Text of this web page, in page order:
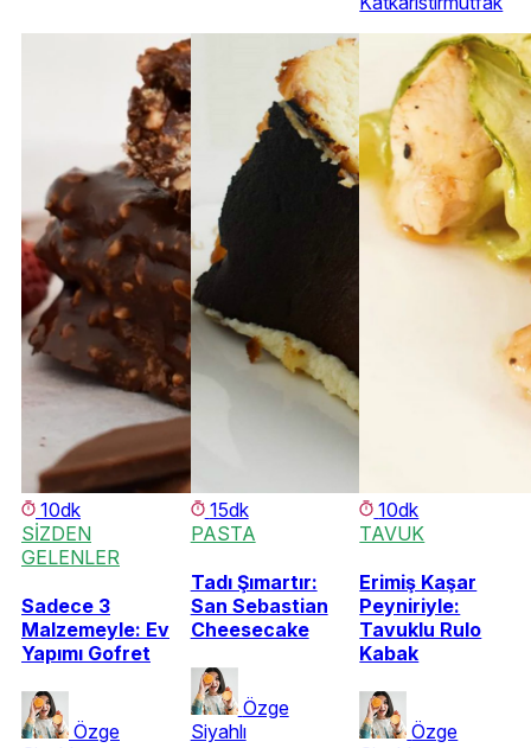
10dk
SİZDEN
GELENLER
Sadece 3
Malzemeyle: Ev
Yapımı Gofret
Özge
15dk
PASTA
Tadı Şımartır:
San Sebastian
Cheesecake
Özge
Siyahlı
10dk
TAVUK
Erimiş Kaşar
Peyniriyle:
Tavuklu Rulo
Kabak
Özge